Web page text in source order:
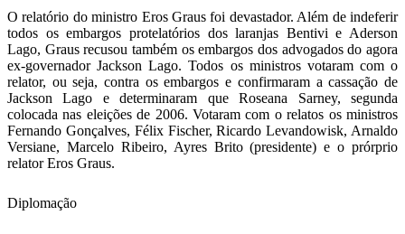
Telegram
O relatório do ministro Eros Graus foi devastador. Além de indeferir
todos os embargos protelatórios dos laranjas Bentivi e Aderson
Lago, Graus recusou também os embargos dos advogados do agora
ex-governador Jackson Lago. Todos os ministros votaram com o
relator, ou seja, contra os embargos e confirmaram a cassação de
Jackson Lago e determinaram que Roseana Sarney, segunda
colocada nas eleições de 2006. Votaram com o relatos os ministros
Fernando Gonçalves, Félix Fischer, Ricardo Levandowisk, Arnaldo
Versiane, Marcelo Ribeiro, Ayres Brito (presidente) e o prórprio
relator Eros Graus.
Diplomação